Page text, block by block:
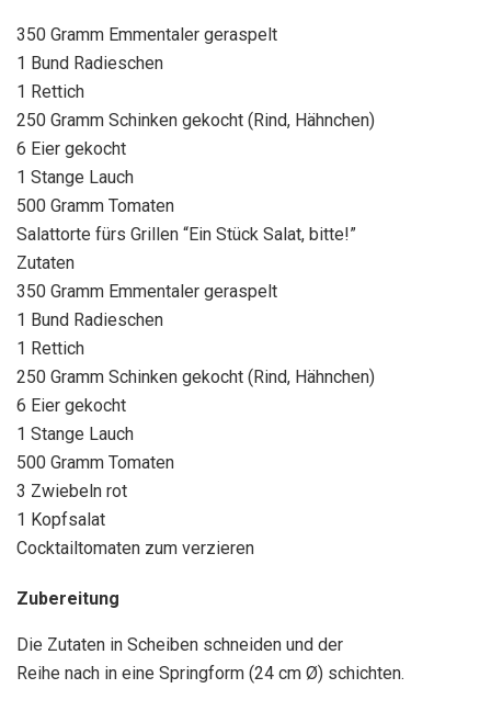
350 Gramm Emmentaler geraspelt
1 Bund Radieschen
1 Rettich
250 Gramm Schinken gekocht (Rind, Hähnchen)
6 Eier gekocht
1 Stange Lauch
500 Gramm Tomaten
Salattorte fürs Grillen “Ein Stück Salat, bitte!”
Zutaten
350 Gramm Emmentaler geraspelt
1 Bund Radieschen
1 Rettich
250 Gramm Schinken gekocht (Rind, Hähnchen)
6 Eier gekocht
1 Stange Lauch
500 Gramm Tomaten
3 Zwiebeln rot
1 Kopfsalat
Cocktailtomaten zum verzieren
Zubereitung
Die Zutaten in Scheiben schneiden und der
Reihe nach in eine Springform (24 cm Ø) schichten.